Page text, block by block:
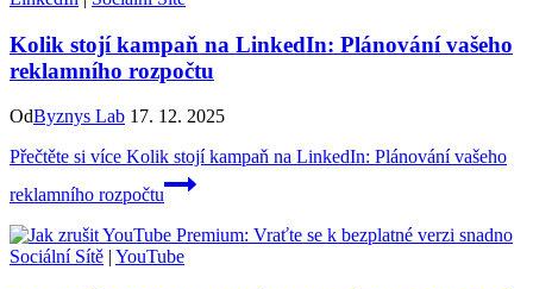
Kolik stojí kampaň na LinkedIn: Plánování vašeho
reklamního rozpočtu
OdByznys Lab 17. 12. 2025
Přečtěte si více Kolik stojí kampaň na LinkedIn: Plánování vašeho
reklamního rozpočtu
Sociální Sítě | YouTube